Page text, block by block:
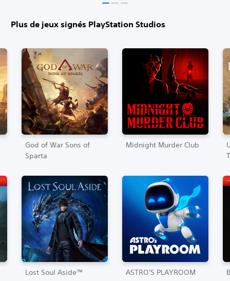
Plus de jeux signés PlayStation Studios
God of War Sons of
Sparta
Midnight Murder Club
Lost Soul Aside™ ASTRO'S PLAYROOM